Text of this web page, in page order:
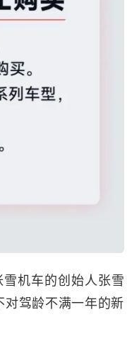
机车的创始人张雪
驾龄不满一年的新